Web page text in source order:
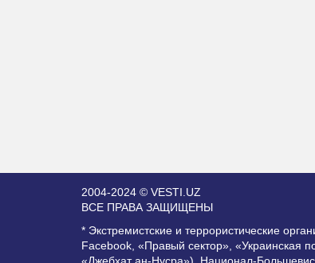
2004-2024 © VESTI.UZ
ВСЕ ПРАВА ЗАЩИЩЕНЫ
* Экстремистские и террористические
Facebook, «Правый сектор», «Украинская
«Джебхат ан-Нусра»), Национал-